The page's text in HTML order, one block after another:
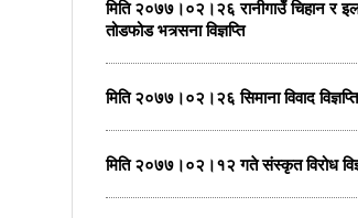
मिति २०७७।०२।२६ रानीगाउँ चिहान र
तोडफोड भत्र्सना विज्ञप्ति
मिति २०७७।०२।२६ सिमाना विवाद विज्ञप्ति
मिति २०७७।०२।१२ गते संस्कृत विरोध